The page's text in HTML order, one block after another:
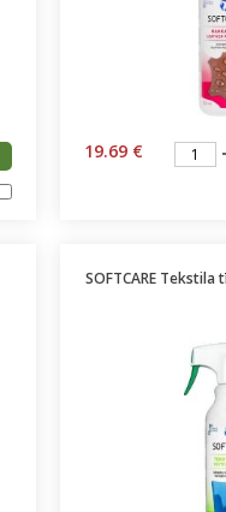
19.69 €
SOFTCARE